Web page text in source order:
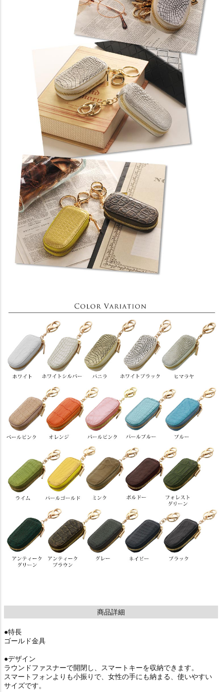
商品詳細
●特長
ゴールド金具
●デザイン
ラウンドファスナーで開閉し、スマートキーを収納できます。
スマートフォンよりも小振りで、女性の手にも納まる、使いやすい
サイズです。